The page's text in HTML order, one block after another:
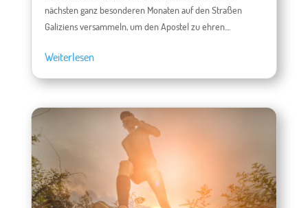
nächsten ganz besonderen Monaten auf den Straßen
Galiziens versammeln, um den Apostel zu ehren....
Weiterlesen